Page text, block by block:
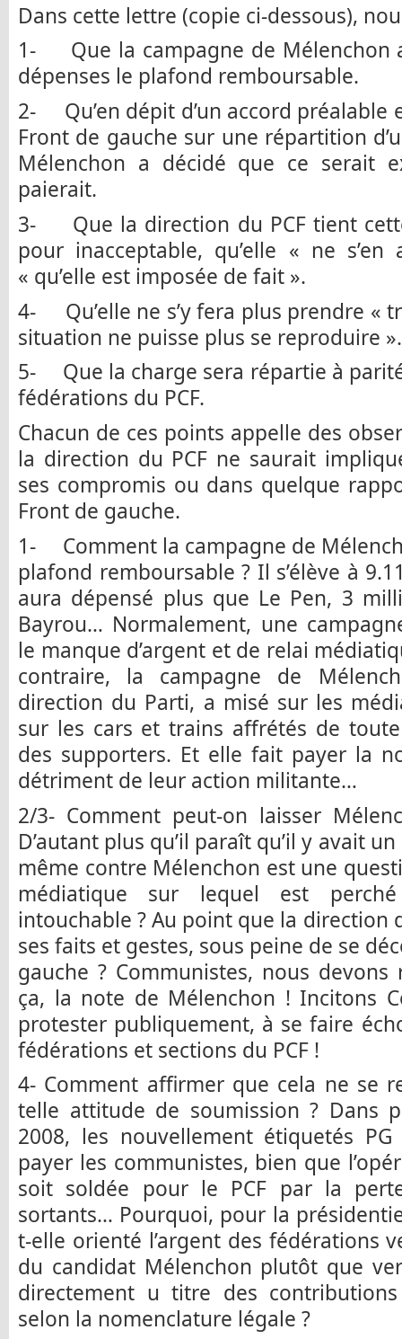
Dans cette lettre (copie ci-dessous),
1- Que la campagne de Mélenchon
dépenses le plafond remboursable.
2- Qu’en dépit d’un accord préalable
Front de gauche sur une répartition
Mélenchon a décidé que ce serait
paierait.
3- Que la direction du PCF tient
pour inacceptable, qu’elle « ne
« qu’elle est imposée de fait ».
4- Qu’elle ne s’y fera plus prendre «
situation ne puisse plus se reproduire ».
5- Que la charge sera répartie à parité
fédérations du PCF.
Chacun de ces points appelle des
la direction du PCF ne saurait
ses compromis ou dans quelque
Front de gauche.
1- Comment la campagne de
plafond remboursable ? Il s’élève à
aura dépensé plus que Le Pen, 3
Bayrou… Normalement, une
le manque d’argent et de relai
contraire, la campagne de
direction du Parti, a misé sur les
sur les cars et trains affrétés de
des supporters. Et elle fait payer la
détriment de leur action militante…
2/3- Comment peut-on laisser
D’autant plus qu’il paraît qu’il y avait
même contre Mélenchon est une
médiatique sur lequel est
intouchable ? Au point que la direction
ses faits et gestes, sous peine de se
gauche ? Communistes, nous
ça, la note de Mélenchon ! Incitons
protester publiquement, à se faire
fédérations et sections du PCF !
4- Comment affirmer que cela ne se
telle attitude de soumission ? Dans
2008, les nouvellement étiquetés
payer les communistes, bien que
soit soldée pour le PCF par la
sortants… Pourquoi, pour la
t-elle orienté l’argent des fédérations
du candidat Mélenchon plutôt que
directement u titre des
selon la nomenclature légale ?